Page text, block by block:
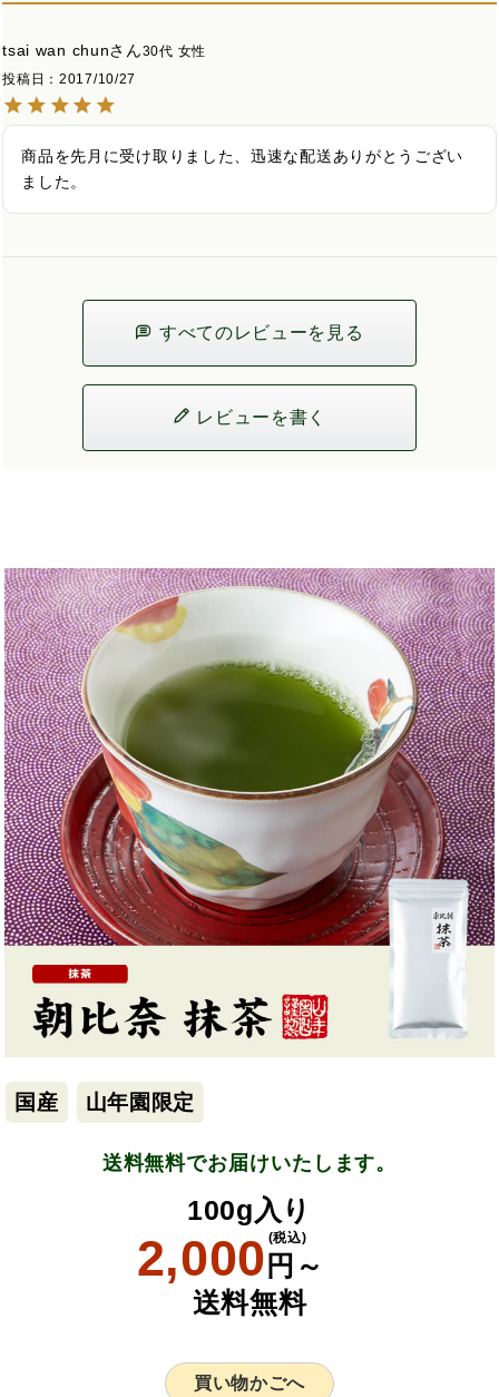
tsai wan chun 30代 女性
投稿日
2017/10/27
商品を先月に受け取りました、迅速な配送ありがとうござい
ました。
すべてのレビューを見る
レビューを書く
国産 山年園限定
送料無料でお届けいたします。
100g入り
2,000 円～
(税込)
送料無料
買い物かごへ